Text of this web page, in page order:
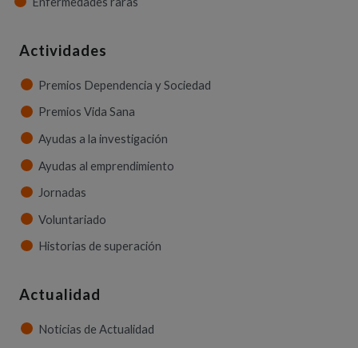
Actividades
Premios Dependencia y Sociedad
Premios Vida Sana
Ayudas a la investigación
Ayudas al emprendimiento
Jornadas
Voluntariado
Historias de superación
Actualidad
Noticias de Actualidad